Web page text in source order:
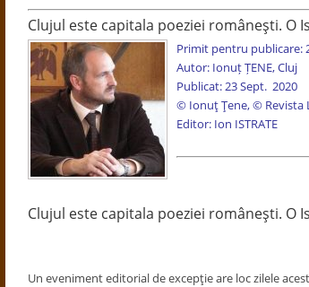
Clujul este capitala poeziei româneşti. O
Primit pentru publicare:
Autor: Ionuț ȚENE, Cluj
Publicat: 23 Sept. 2020
© Ionuț Țene, © Revista
Editor: Ion ISTRATE
Clujul este capitala poeziei româneşti. O
Un eveniment editorial de excepţie are loc zilele